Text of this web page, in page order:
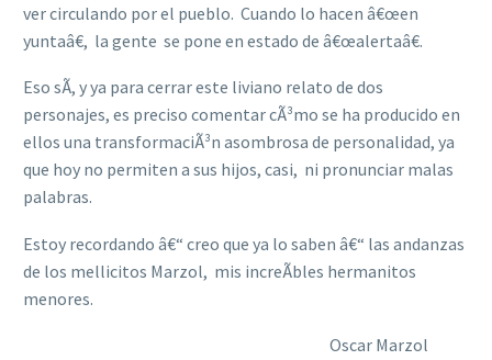
ver circulando por el pueblo. Cuando lo hacen â€œen
yuntaâ€, la gente se pone en estado de â€œalertaâ€.
Eso sÃ­, y ya para cerrar este liviano relato de dos
personajes, es preciso comentar cÃ³mo se ha producido en
ellos una transformaciÃ³n asombrosa de personalidad, ya
que hoy no permiten a sus hijos, casi, ni pronunciar malas
palabras.
Estoy recordando â€“ creo que ya lo saben â€“ las andanzas
de los mellicitos Marzol, mis increÃ­bles hermanitos
menores.
Oscar Marzol